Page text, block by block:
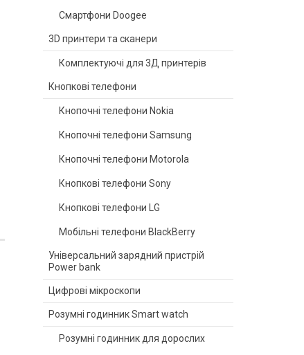
Смартфони Doogee
3D принтери та сканери
Комплектуючі для 3Д принтерів
Кнопкові телефони
Кнопочні телефони Nokia
Кнопочні телефони Samsung
Кнопочні телефони Motorola
Кнопкові телефони Sony
Кнопкові телефони LG
Мобільні телефони BlackBerry
Універсальний зарядний пристрій
Power bank
Цифрові мікроскопи
Розумні годинник Smart watch
Розумні годинник для дорослих